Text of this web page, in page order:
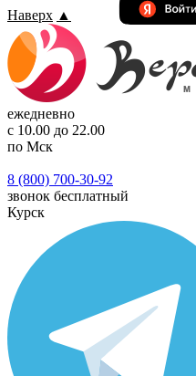
Наверх ▲
ежедневно
с 10.00 до 22.00
по Мск
8 (800) 700-30-92
звонок бесплатный
Курск